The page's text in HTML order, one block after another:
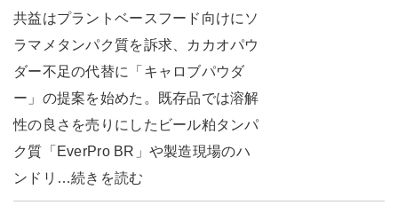
共益はプラントベースフード向けにソ
ラマメタンパク質を訴求、カカオパウ
ダー不足の代替に「キャロブパウダ
ー」の提案を始めた。既存品では溶解
性の良さを売りにしたビール粕タンパ
ク質「EverPro BR」や製造現場のハ
ンドリ…続きを読む